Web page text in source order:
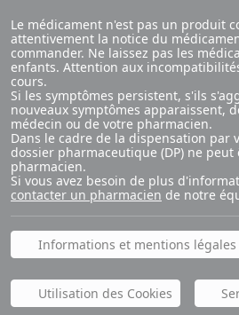
Le médicament n'est pas un produit
attentivement la notice du
commander. Ne laissez pas les
enfants. Attention aux
cours.
Si les symptômes persistent, s'ils
nouveaux symptômes apparaissent,
médecin ou de votre pharmacien.
Dans le cadre de la dispensation par
dossier pharmaceutique (DP) ne
pharmacien.
Si vous avez besoin de plus
contacter un pharmacien de notre
Informations et mentions légales
Utilisation des Cookies